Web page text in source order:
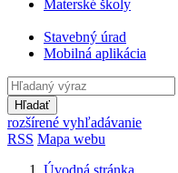
Materské školy
Stavebný úrad
Mobilná aplikácia
Hľadať
rozšírené vyhľadávanie
RSS Mapa webu
Úvodná stránka